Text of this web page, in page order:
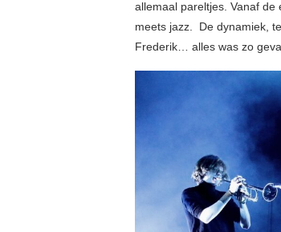
allemaal pareltjes. Vanaf
meets jazz. De dynamiek,
Frederik… alles was zo